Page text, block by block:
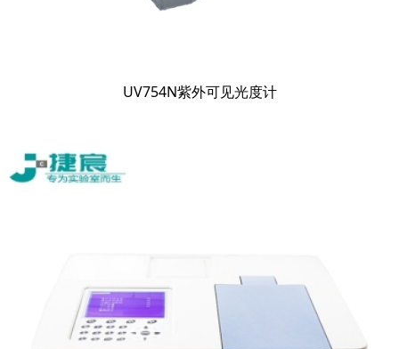
UV754N紫外可见光度计